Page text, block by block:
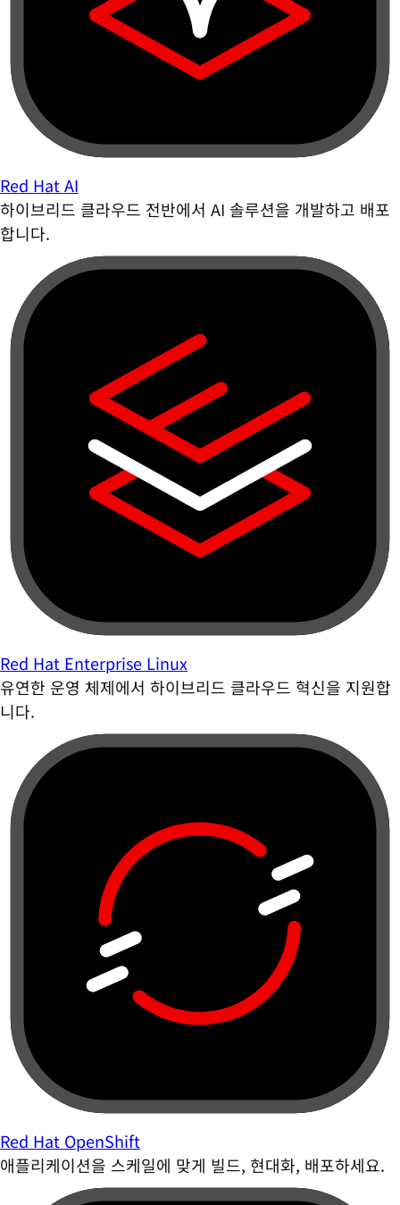
Red Hat AI
하이브리드 클라우드 전반에서 AI 솔루션을 개발하고 배포
합니다.
Red Hat Enterprise Linux
유연한 운영 체제에서 하이브리드 클라우드 혁신을 지원합
니다.
Red Hat OpenShift
애플리케이션을 스케일에 맞게 빌드, 현대화, 배포하세요.